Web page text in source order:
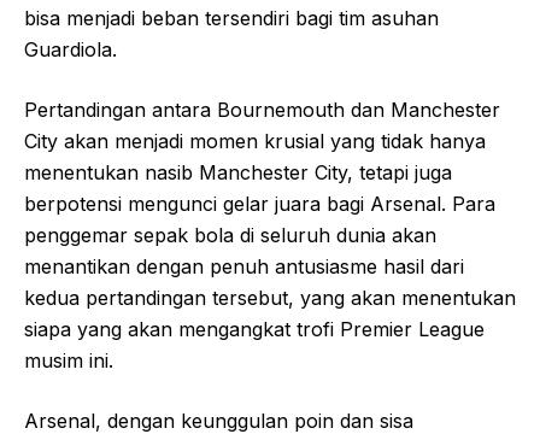
bisa menjadi beban tersendiri bagi tim asuhan
Guardiola.
Pertandingan antara Bournemouth dan Manchester
City akan menjadi momen krusial yang tidak hanya
menentukan nasib Manchester City, tetapi juga
berpotensi mengunci gelar juara bagi Arsenal. Para
penggemar sepak bola di seluruh dunia akan
menantikan dengan penuh antusiasme hasil dari
kedua pertandingan tersebut, yang akan menentukan
siapa yang akan mengangkat trofi Premier League
musim ini.
Arsenal, dengan keunggulan poin dan sisa